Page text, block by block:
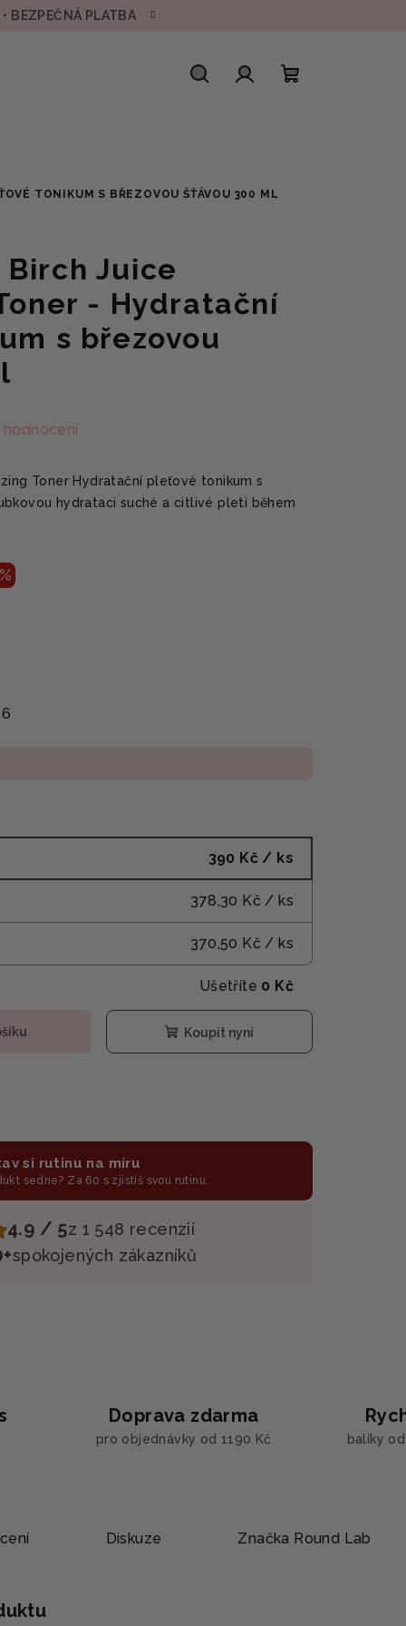
BEZPEČNÁ PLATBA
TONIKUM S BŘEZOVOU ŠŤÁVOU 300 ML
Birch Juice
- Hydratační
s březovou
Toner Hydratační pleťové tonikum s
hydrataci suché a citlivé pleti během
390 Kč / ks
378,30 Kč / ks
370,50 Kč / ks
Ušetříte 0 Kč
Koupit nyní
si rutinu na míru
sedne? Za 60 s zjistíš svou rutinu.
4.9 / 5z 1 548 recenzií
spokojených zákazníků
Doprava zdarma
pro objednávky od 1190 Kč balíky
Diskuze Značka Round Lab